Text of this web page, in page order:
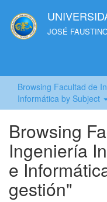
JOSÉ
Browsing Facultad de
Informática by Subject
Browsing
Ingeniería
e
gestión"